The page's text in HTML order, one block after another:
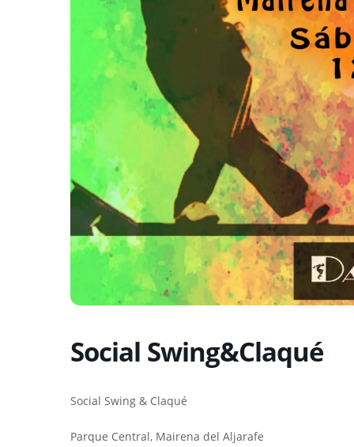
Social Swing&Claqué
Social Swing & Claqué
Parque Central, Mairena del Aljarafe